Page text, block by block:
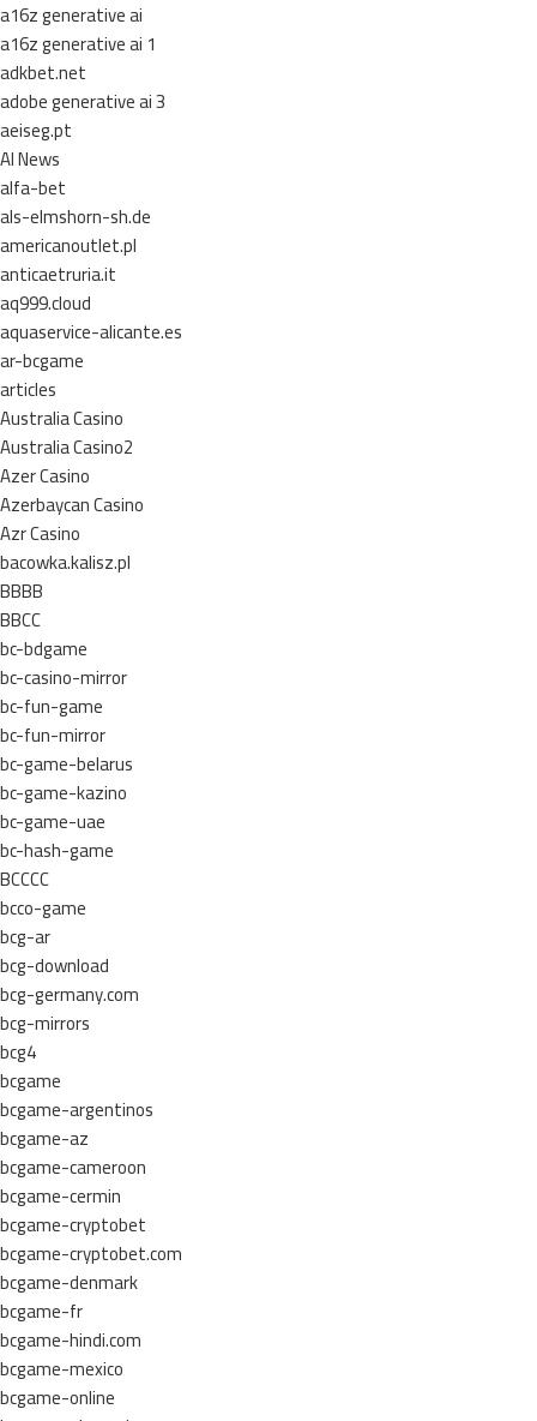
a16z generative ai
a16z generative ai 1
adkbet.net
adobe generative ai 3
aeiseg.pt
AI News
alfa-bet
als-elmshorn-sh.de
americanoutlet.pl
anticaetruria.it
aq999.cloud
aquaservice-alicante.es
ar-bcgame
articles
Australia Casino
Australia Casino2
Azer Casino
Azerbaycan Casino
Azr Casino
bacowka.kalisz.pl
BBBB
BBCC
bc-bdgame
bc-casino-mirror
bc-fun-game
bc-fun-mirror
bc-game-belarus
bc-game-kazino
bc-game-uae
bc-hash-game
BCCCC
bcco-game
bcg-ar
bcg-download
bcg-germany.com
bcg-mirrors
bcg4
bcgame
bcgame-argentinos
bcgame-az
bcgame-cameroon
bcgame-cermin
bcgame-cryptobet
bcgame-cryptobet.com
bcgame-denmark
bcgame-fr
bcgame-hindi.com
bcgame-mexico
bcgame-online